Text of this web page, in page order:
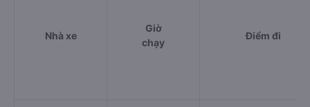
Nhà xe
Giờ
chạy
Điểm đi